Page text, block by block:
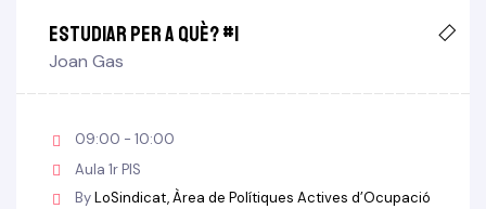
Estudiar per a què? #1
Joan Gas
09:00 - 10:00
Aula 1r PIS
ByLoSindicat Àrea de Polítiques Actives d’Ocupació